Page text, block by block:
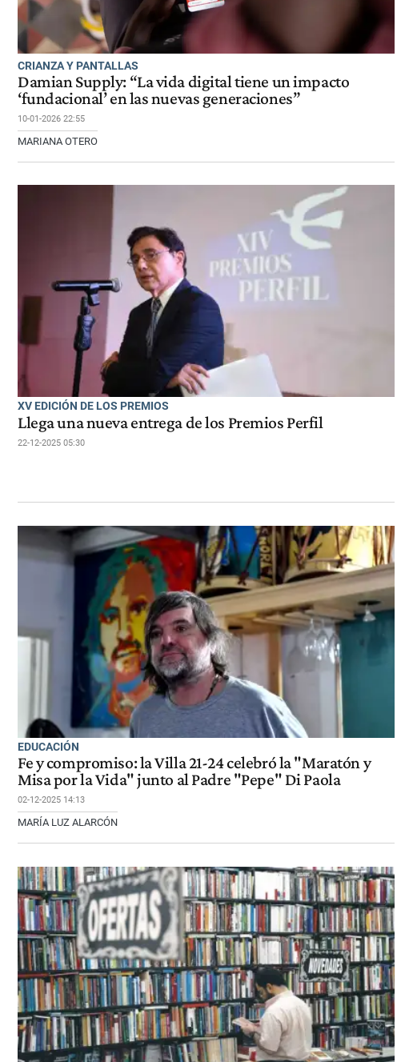
CRIANZA Y PANTALLAS
Damian Supply: “La vida digital tiene un impacto
‘fundacional’ en las nuevas generaciones”
10-01-2026 22:55
MARIANA OTERO
XV EDICIÓN DE LOS PREMIOS
Llega una nueva entrega de los Premios Perfil
22-12-2025 05:30
EDUCACIÓN
Fe y compromiso: la Villa 21-24 celebró la "Maratón y
Misa por la Vida" junto al Padre "Pepe" Di Paola
02-12-2025 14:13
MARÍA LUZ ALARCÓN